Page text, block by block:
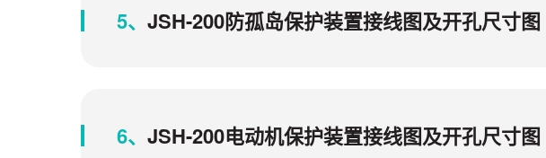
5、 JSH-200防孤岛保护装置接线图及开孔尺寸图
6、 JSH-200电动机保护装置接线图及开孔尺寸图